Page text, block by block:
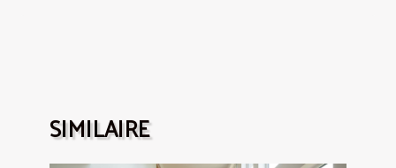
SIMILAIRE